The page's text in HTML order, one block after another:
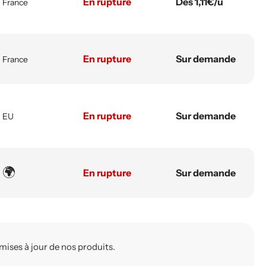
France En rupture Sur demande
EU En rupture Sur demande
🌍 En rupture Sur demande
à jour de nos produits.